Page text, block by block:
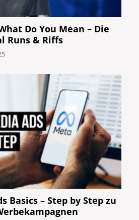
Do You Mean – Die
Runs & Riffs
Basics – Step by Step zu